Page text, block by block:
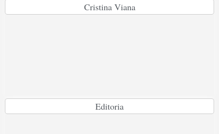
Cristina Viana
Editoria